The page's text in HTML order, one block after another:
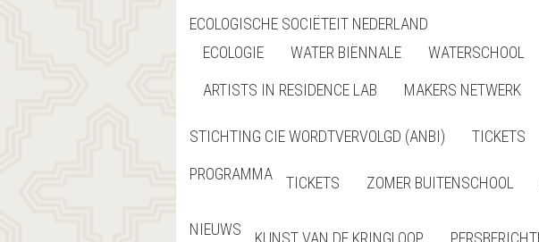
ECOLOGISCHE SOCIËTEIT NEDERLAND
ECOLOGIE
WATER BIËNNALE WATERSCHOOL
ARTISTS IN RESIDENCE LAB
MAKERS NETWERK
STICHTING CIE WORDTVERVOLGD (ANBI)
TICKETS
PROGRAMMA
TICKETS ZOMER BUITENSCHOOL
NIEUWS KUNST VAN DE KRINGLOOP